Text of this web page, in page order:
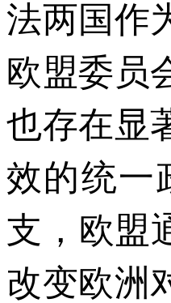
法两国作
欧盟委员
也存在显
效的统一
支，欧盟
改变欧洲